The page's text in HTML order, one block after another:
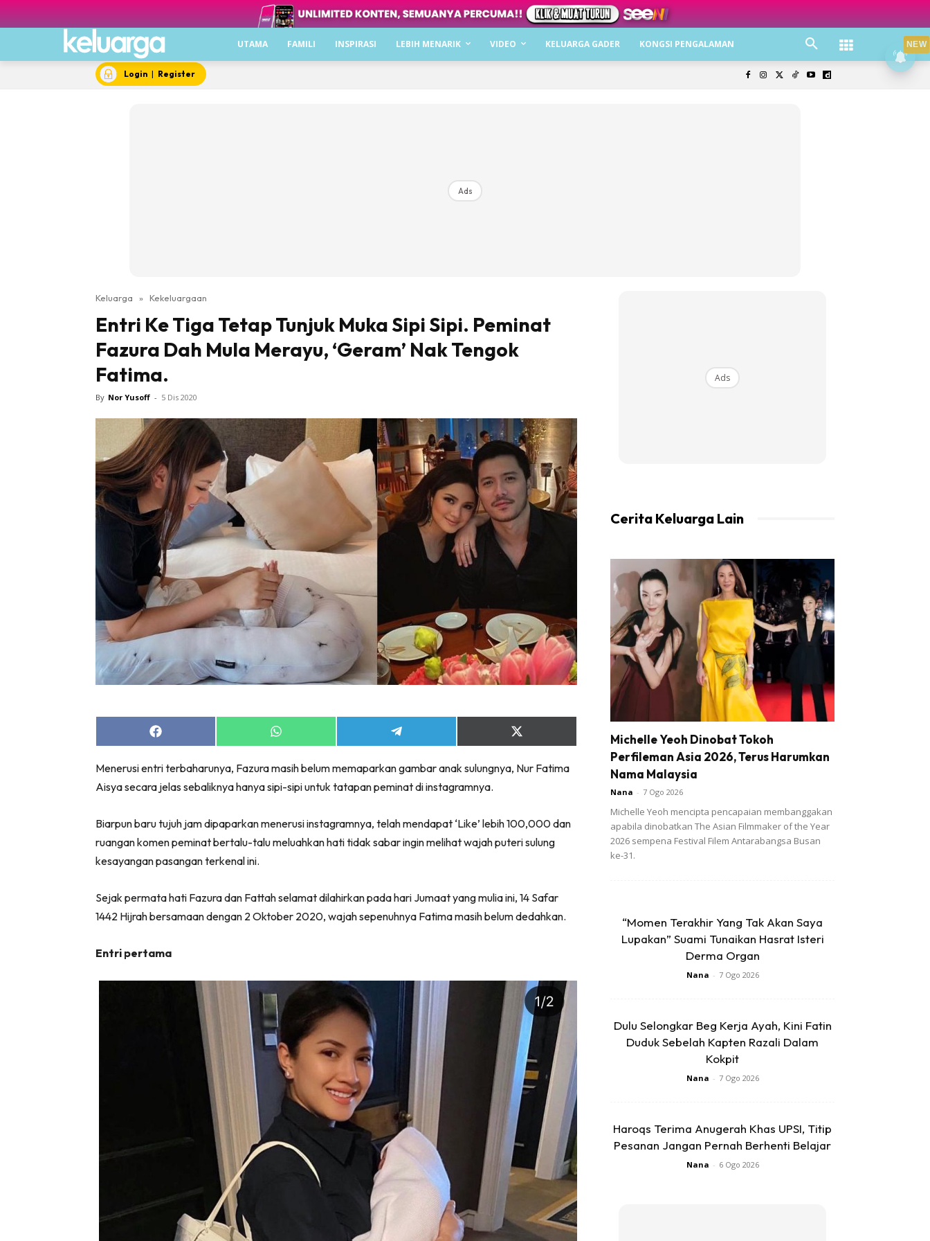
UTAMA FAMILI INSPIRASI LEBIH MENARIK VIDEO KELUARGA GADER KONGSI PENGALAMAN
Login | Register
Ads
Keluarga » Kekeluargaan
Entri Ke Tiga Tetap Tunjuk Muka Sipi Sipi. Peminat
Fazura Dah Mula Merayu, ‘Geram’ Nak Tengok
Fatima.
By Nor Yusoff - 5 Dis 2020
Share
on
Share
on
Share
on
Share
on
(Twitter)
Menerusi entri terbaharunya, Fazura masih belum memaparkan gambar anak sulungnya, Nur Fatima
Aisya secara jelas sebaliknya hanya sipi-sipi untuk tatapan peminat di instagramnya.
Biarpun baru tujuh jam dipaparkan menerusi instagramnya, telah mendapat ‘Like’ lebih 100,000 dan
ruangan komen peminat bertalu-talu meluahkan hati tidak sabar ingin melihat wajah puteri sulung
kesayangan pasangan terkenal ini.
Sejak permata hati Fazura dan Fattah selamat dilahirkan pada hari Jumaat yang mulia ini, 14 Safar
1442 Hijrah bersamaan dengan 2 Oktober 2020, wajah sepenuhnya Fatima masih belum dedahkan.
Entri pertama
Ads
Cerita Keluarga Lain
Michelle Yeoh Dinobat Tokoh
Perfileman Asia 2026, Terus Harumkan
Nama Malaysia
Nana - 7 Ogo 2026
Michelle Yeoh mencipta pencapaian membanggakan
apabila dinobatkan The Asian Filmmaker of the Year
2026 sempena Festival Filem Antarabangsa Busan
ke-31.
“Momen Terakhir Yang Tak Akan Saya
Lupakan” Suami Tunaikan Hasrat Isteri
Derma Organ
Nana - 7 Ogo 2026
Dulu Selongkar Beg Kerja Ayah, Kini Fatin
Duduk Sebelah Kapten Razali Dalam
Kokpit
Nana - 7 Ogo 2026
Haroqs Terima Anugerah Khas UPSI, Titip
Pesanan Jangan Pernah Berhenti Belajar
Nana - 6 Ogo 2026
NEW